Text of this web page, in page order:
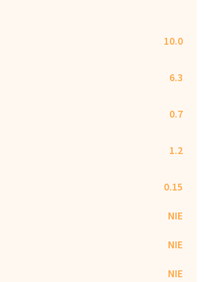
10.0
6.3
0.7
1.2
0.15
NIE
NIE
NIE